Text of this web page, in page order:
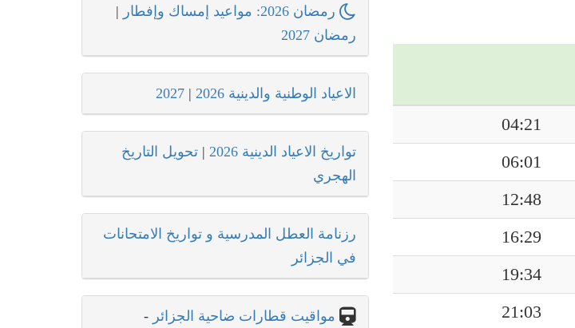
04:21
06:01
12:48
16:29
19:34
21:03
رمضان 2026: مواعيد إمساك وإفطار
|
رمضان 2027
الاعياد الوطنية والدينية 2026 |
2027
تواريخ الاعياد الدينية 2026 | تحويل التاريخ
الهجري
رزنامة العطل المدرسية و تواريخ الامتحانات
في الجزائر
مواقيت قطارات ضاحية الجزائر -